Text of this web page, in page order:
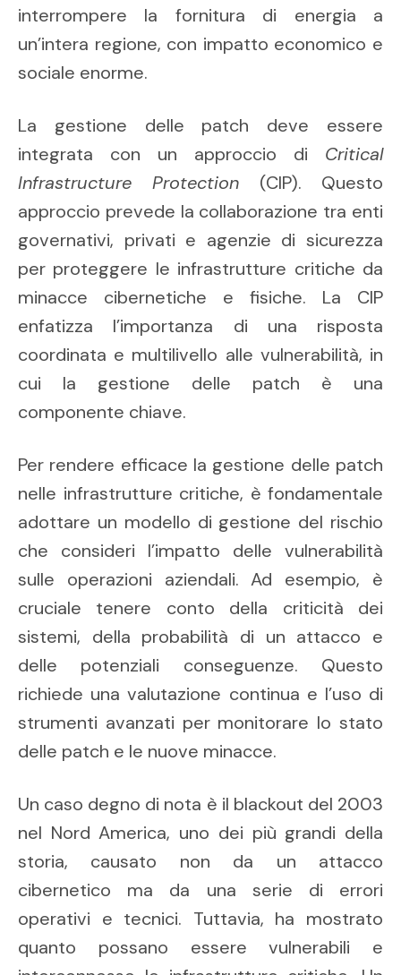
interrompere la fornitura di energia a
un’intera regione, con impatto economico e
sociale enorme.
La gestione delle patch deve essere
integrata con un approccio di Critical
Infrastructure Protection (CIP). Questo
approccio prevede la collaborazione tra enti
governativi, privati e agenzie di sicurezza
per proteggere le infrastrutture critiche da
minacce cibernetiche e fisiche. La CIP
enfatizza l’importanza di una risposta
coordinata e multilivello alle vulnerabilità, in
cui la gestione delle patch è una
componente chiave.
Per rendere efficace la gestione delle patch
nelle infrastrutture critiche, è fondamentale
adottare un modello di gestione del rischio
che consideri l’impatto delle vulnerabilità
sulle operazioni aziendali. Ad esempio, è
cruciale tenere conto della criticità dei
sistemi, della probabilità di un attacco e
delle potenziali conseguenze. Questo
richiede una valutazione continua e l’uso di
strumenti avanzati per monitorare lo stato
delle patch e le nuove minacce.
Un caso degno di nota è il blackout del 2003
nel Nord America, uno dei più grandi della
storia, causato non da un attacco
cibernetico ma da una serie di errori
operativi e tecnici. Tuttavia, ha mostrato
quanto possano essere vulnerabili e